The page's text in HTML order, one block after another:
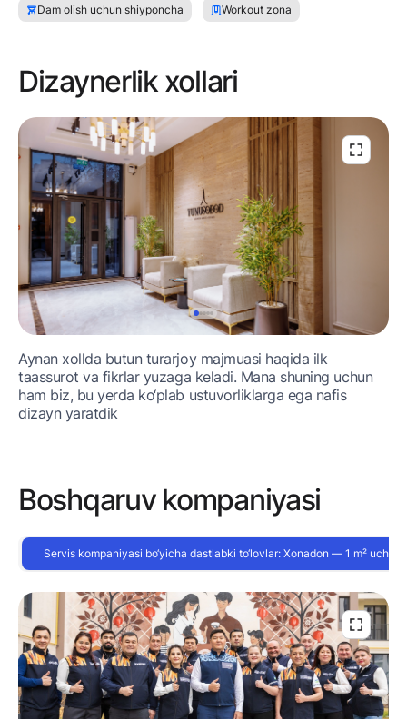
Dam olish uchun shiyponcha Workout zona
Dizaynerlik xollari
Aynan xollda butun turarjoy majmuasi haqida ilk
taassurot va fikrlar yuzaga keladi. Mana shuning uchun
ham biz, bu yеrda ko‘plab ustuvorliklarga ega nafis
dizayn yaratdik
Boshqaruv kompaniyasi